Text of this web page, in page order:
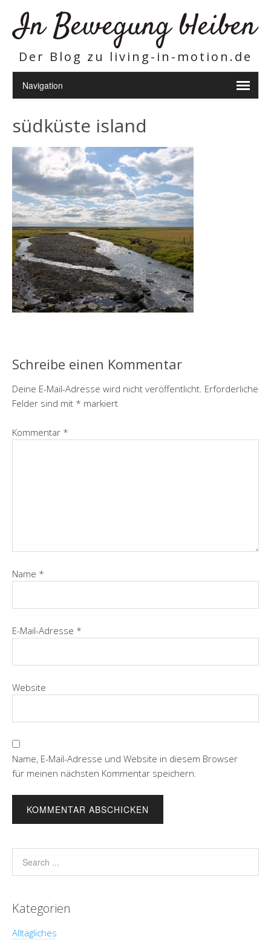
In Bewegung bleiben
Der Blog zu living-in-motion.de
südküste island
Schreibe einen Kommentar
Deine E-Mail-Adresse wird nicht veröffentlicht. Erforderliche
Felder sind mit * markiert
Kommentar *
Name *
E-Mail-Adresse *
Website
Name, E-Mail-Adresse und Website in diesem Browser
für meinen nächsten Kommentar speichern.
Kategorien
Alltägliches